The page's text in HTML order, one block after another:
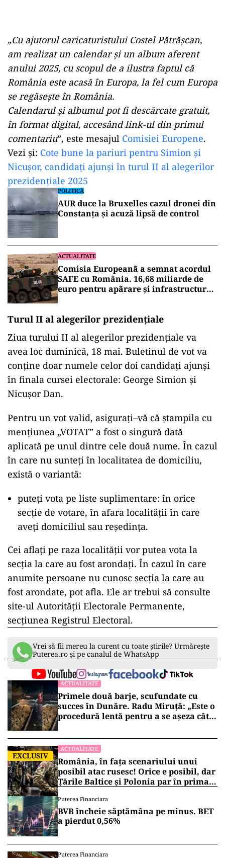
„Cu ajutorul caricaturistului Costel Pătrășcan,
am realizat un calendar și un album aferent
anului 2025, cu scopul de a ilustra faptul că
România este acasă în Europa, la fel cum Europa
se regăsește în România.
Calendarul și albumul pot fi descărcate gratuit,
în format digital, accesând link-ul din primul
comentariu”, este mesajul Comisiei Europene.
Vezi și: Cote bune la pariuri pentru Simion și
Nicușor, candidați ajunși în turul II al alegerilor
prezidențiale 2025
POLITICĂ
AUR duce la Bruxelles cazul dronei din
Constanța și acuză lipsă de control
ACTUALITATE
Comisia Europeanã a semnat acordul
SAFE cu România. 16,68 miliarde de
euro pentru apãrare și infrastructurã
Turul II al alegerilor prezidențiale
Ziua turului II al alegerilor prezidențiale va
avea loc duminică, 18 mai. Buletinul de vot va
conține doar numele celor doi candidați ajunși
în finala cursei electorale: George Simion și
NicușorDan.
Pentru un vot valid, asigurați–vă că ștampila cu
mențiunea „VOTAT” a fost o singură dată
aplicată pe unul dintre cele două nume. În cazul
în care nu sunteți în localitatea de domiciliu,
există o variantă:
puteți vota pe liste suplimentare: în orice
secție de votare, în afara localității în care
aveți domiciliul sau reședința.
Cei aflați pe raza localității vorputea vota la
secția la care au fost arondați. În cazul în care
anumite persoane nu cunosc secția la care au
fost arondate, pot afla. Ele ar trebui să consulte
site-ul Autorității Electorale Permanente,
secțiunea Registrul Electoral.
Vrei să fii mereu la curent cu toate știrile? Urmărește
Puterea.ro și pe canalul de WhatsApp
ACTUALITATE
Primele două barje, scufundate cu
succes în Dunăre. Radu Miruță: „Este o
procedură lentă pentru a se așeza cât
EXCLUSIV
ACTUALITATE
România, în fața scenariului unui
posibil atac rusesc! Orice e posibil, dar
Țările Baltice și Polonia par în prima
Puterea Financiara
BVB încheie săptămâna pe minus. BET
a pierdut 0,56%
Puterea Financiara